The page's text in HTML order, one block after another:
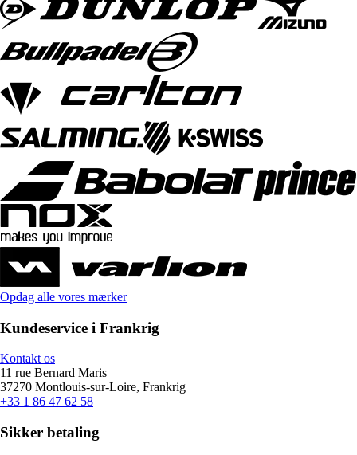
Opdag alle vores mærker
Kundeservice i Frankrig
Kontakt os
11 rue Bernard Maris
37270 Montlouis-sur-Loire, Frankrig
+33 1 86 47 62 58
Sikker betaling